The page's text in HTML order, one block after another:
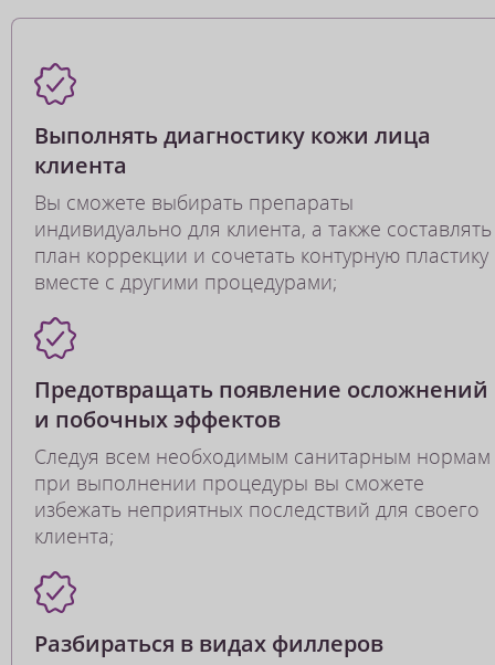
Выполнять диагностику кожи лица
клиента
Вы сможете выбирать препараты
индивидуально для клиента, а также составлять
план коррекции и сочетать контурную пластику
вместе с другими процедурами;
Предотвращать появление осложнений
и побочных эффектов
Следуя всем необходимым санитарным нормам
при выполнении процедуры вы сможете
избежать неприятных последствий для своего
клиента;
Разбираться в видах филлеров